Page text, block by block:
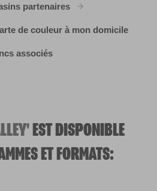
partenaires
de couleur à mon domicile
associés
EST DISPONIBLE
ET FORMATS: